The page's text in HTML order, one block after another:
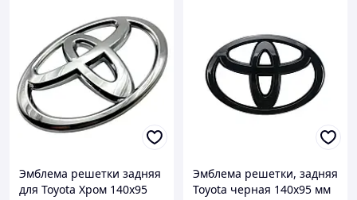
Эмблема решетки задняя
для Toyota Хром 140х95
Эмблема решетки, задняя
Toyota черная 140х95 мм